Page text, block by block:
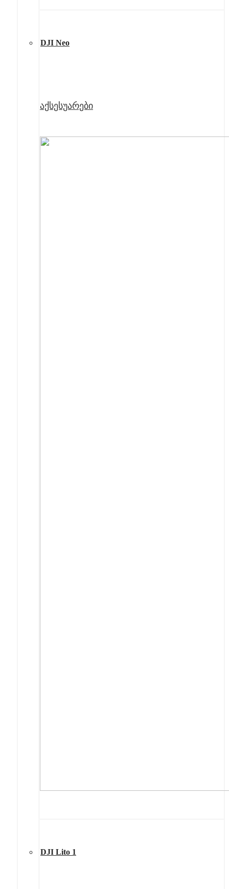
DJI Neo
აქსესუარები
DJI Lito 1